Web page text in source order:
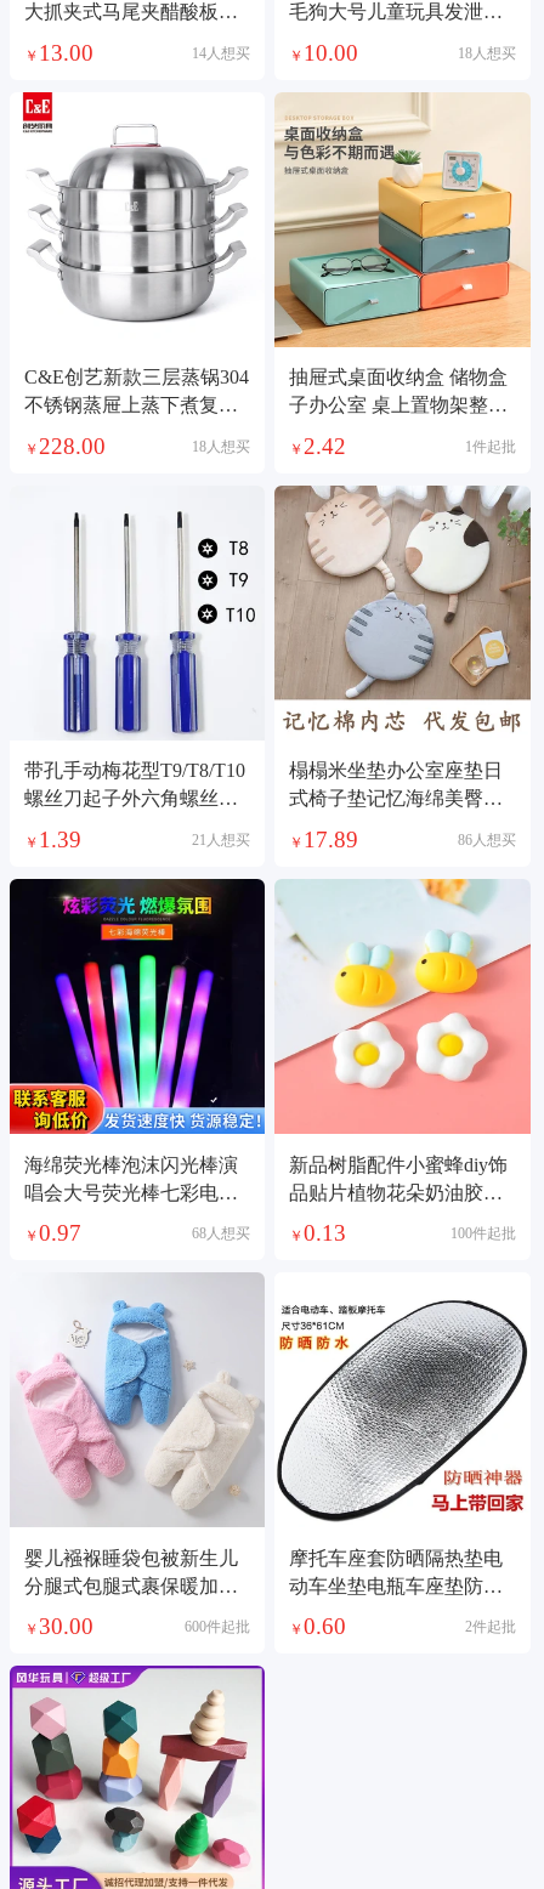
大抓夹式马尾夹醋酸板材
￥ 13.00 14人想买
毛狗大号儿童玩具发泄毛
￥ 10.00 18人想买
C&E创艺新款三层蒸锅304
不锈钢蒸屉上蒸下煮复底
用品家用
￥ 228.00 18人想买
抽屉式桌面收纳盒 储物盒
子办公室 桌上置物架整理
￥ 2.42 1件起批
带孔手动梅花型T9/T8/T10
螺丝刀起子外六角螺丝刀
拆机维修工具T6
￥ 1.39 21人想买
榻榻米坐垫办公室座垫日
式椅子垫记忆海绵美臀垫
猫咪圆形蒲团坐垫
￥ 17.89 86人想买
海绵荧光棒泡沫闪光棒演
唱会大号荧光棒七彩电子
发光棒一次性
￥ 0.97 68人想买
新品树脂配件小蜜蜂diy饰
品贴片植物花朵奶油胶手
机壳材料发夹
￥0.13 100件起批
婴儿襁褓睡袋包被新生儿
分腿式包腿式裹保暖加绒
抱被秋冬款
￥ 30.00 600件起批
摩托车座套防晒隔热垫电
动车坐垫电瓶车座垫防水
反光铝箔膜隔热垫
￥0.60 2件起批